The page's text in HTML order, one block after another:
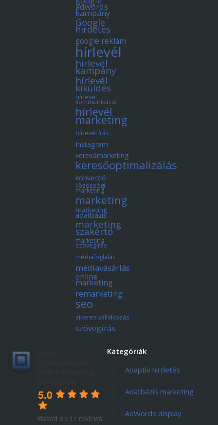
adwords
kampány
Google
hirdetés
google reklám
hírlevél
hírlevél
kampány
hírlevél
kiküldés
hírlevél
kommunikáció
hírlevél
marketing
hírlevél írás
Instagram
keresőmarketing
keresőoptimalizálás
konverzió
közösségi
marketing
marketing
marketing
adatbázis
marketing
szakértő
marketing
szövegírás
médiafoglalás
médiavásárlás
online
marketing
remarketing
seo
sikeres vállalkozás
szövegírás
5.0
Based on 11 reviews
Kategóriák
Adaptív hirdetés
Adatbázis marketing
AdWords display